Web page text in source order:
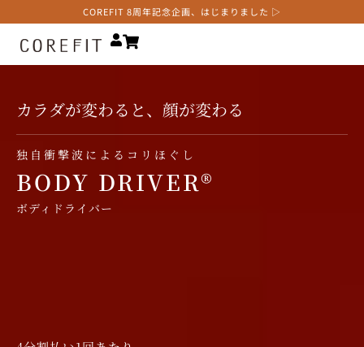
COREFIT 8周年記念企画、はじまりました ▷
カラダが変わると、顔が変わる
独自衝撃波によるコリほぐし
BODY DRIVER®
ボディドライバー